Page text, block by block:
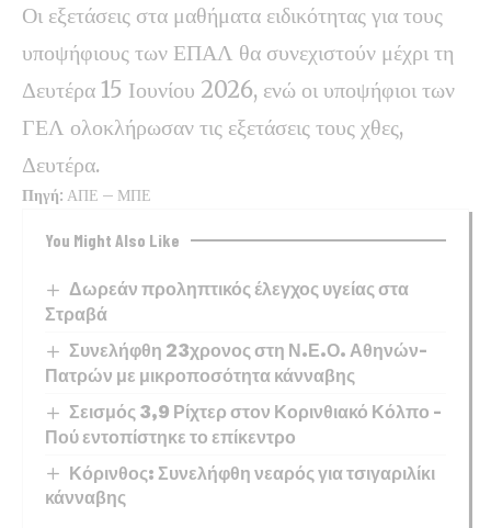
Οι εξετάσεις στα μαθήματα ειδικότητας για τους
υποψήφιους των ΕΠΑΛ θα συνεχιστούν μέχρι τη
Δευτέρα 15 Ιουνίου 2026, ενώ οι υποψήφιοι των
ΓΕΛ ολοκλήρωσαν τις εξετάσεις τους χθες,
Δευτέρα.
Πηγή: ΑΠΕ – ΜΠΕ
You Might Also Like
Δωρεάν προληπτικός έλεγχος υγείας στα
Στραβά
Συνελήφθη 23χρονος στη Ν.Ε.Ο. Αθηνών–
Πατρών με μικροποσότητα κάνναβης
Σεισμός 3,9 Ρίχτερ στον Κορινθιακό Κόλπο –
Πού εντοπίστηκε το επίκεντρο
Κόρινθος: Συνελήφθη νεαρός για τσιγαριλίκι
κάνναβης